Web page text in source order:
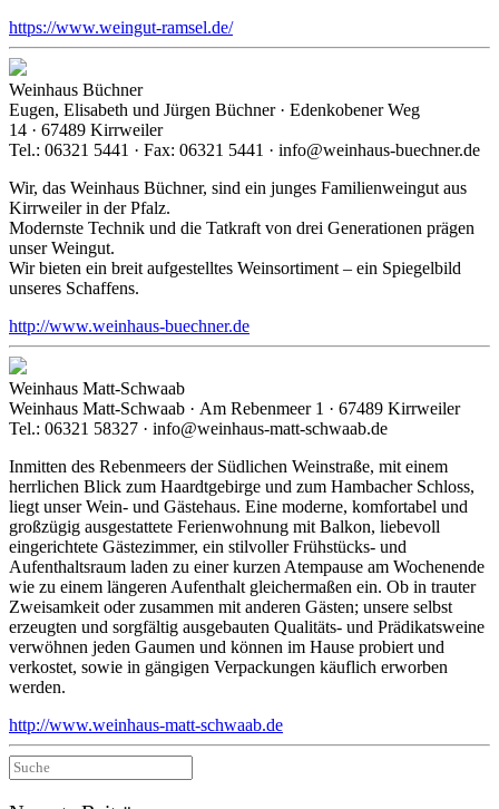
https://www.weingut-ramsel.de/
Weinhaus Büchner
Eugen, Elisabeth und Jürgen Büchner · Edenkobener Weg
14 · 67489 Kirrweiler
Tel.: 06321 5441 · Fax: 06321 5441 · info@weinhaus-buechner.de
Wir, das Weinhaus Büchner, sind ein junges Familienweingut aus
Kirrweiler in der Pfalz.
Modernste Technik und die Tatkraft von drei Generationen prägen
unser Weingut.
Wir bieten ein breit aufgestelltes Weinsortiment – ein Spiegelbild
unseres Schaffens.
http://www.weinhaus-buechner.de
Weinhaus Matt-Schwaab
Weinhaus Matt-Schwaab · Am Rebenmeer 1 · 67489 Kirrweiler
Tel.: 06321 58327 · info@weinhaus-matt-schwaab.de
Inmitten des Rebenmeers der Südlichen Weinstraße, mit einem
herrlichen Blick zum Haardtgebirge und zum Hambacher Schloss,
liegt unser Wein- und Gästehaus. Eine moderne, komfortabel und
großzügig ausgestattete Ferienwohnung mit Balkon, liebevoll
eingerichtete Gästezimmer, ein stilvoller Frühstücks- und
Aufenthaltsraum laden zu einer kurzen Atempause am Wochenende
wie zu einem längeren Aufenthalt gleichermaßen ein. Ob in trauter
Zweisamkeit oder zusammen mit anderen Gästen; unsere selbst
erzeugten und sorgfältig ausgebauten Qualitäts- und Prädikatsweine
verwöhnen jeden Gaumen und können im Hause probiert und
verkostet, sowie in gängigen Verpackungen käuflich erworben
werden.
http://www.weinhaus-matt-schwaab.de
Suche
nach: